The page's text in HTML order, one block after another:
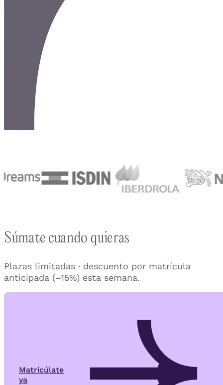
Súmate cuando quieras
Plazas limitadas · descuento por matrícula
anticipada (–15%) esta semana.
Matricúlate
ya